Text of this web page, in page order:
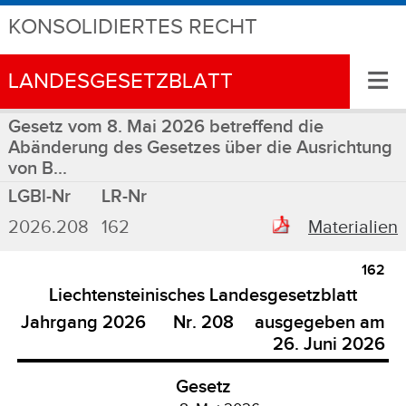
KONSOLIDIERTES RECHT
LANDESGESETZBLATT ≡
Gesetz vom 8. Mai 2026 betreffend die
Abänderung des Gesetzes über die Ausrichtung
von B...
LGBl-Nr
LR-Nr
2026.208
162 Materialien